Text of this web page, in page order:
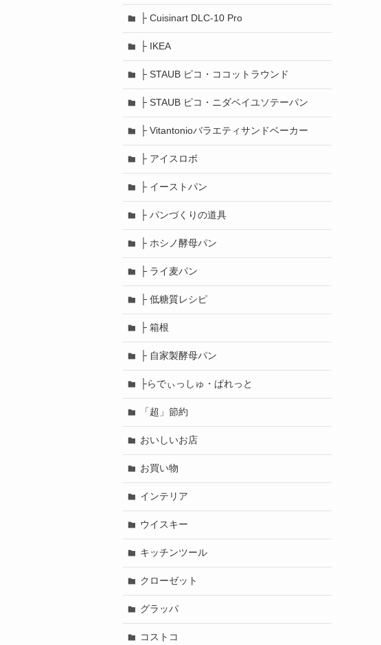
├ Cuisinart DLC-10 Pro
├ IKEA
├ STAUB ピコ・ココットラウンド
├ STAUB ピコ・ニダベイユソテーパン
├ Vitantonioバラエティサンドベーカー
├ アイスロボ
├ イーストパン
├ パンづくりの道具
├ ホシノ酵母パン
├ ライ麦パン
├ 低糖質レシピ
├ 箱根
├ 自家製酵母パン
├らでぃっしゅ・ぱれっと
「超」節約
おいしいお店
お買い物
インテリア
ウイスキー
キッチンツール
クローゼット
グラッパ
コストコ